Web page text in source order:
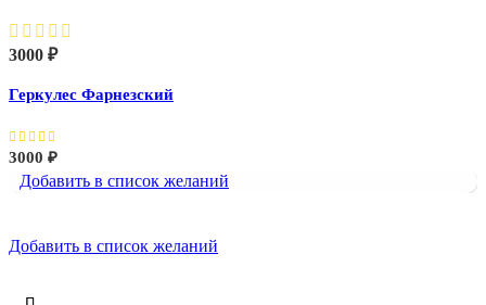
3000 ₽
Геркулес Фарнезский
3000 ₽
Добавить в список желаний
Добавить в список желаний
Лебеди под луной